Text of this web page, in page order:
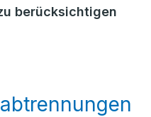
berücksichtigen